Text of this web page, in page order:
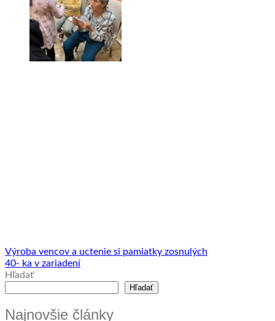
Výroba vencov a uctenie si pamiatky zosnulých
40- ka v zariadení
Hľadať
Hľadať
Najnovšie články